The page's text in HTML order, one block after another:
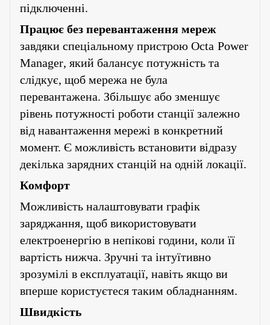
підключенні.
Працює без перевантаження мереж
завдяки спеціальному пристрою Octa Power
Manager, який балансує потужність та
слідкує, щоб мережа не була
перевантажена. Збільшує або зменшує
рівень потужності роботи станції залежно
від навантаження мережі в конкретний
момент. Є можливість встановити відразу
декілька зарядних станцій на одній локації.
Комфорт
Можливість налаштовувати графік
заряджання, щоб використовувати
електроенергію в непікові години, коли її
вартість нижча. Зручні та інтуїтивно
зрозумілі в експлуатації, навіть якщо ви
вперше користуєтеся таким обладнанням.
Швидкість